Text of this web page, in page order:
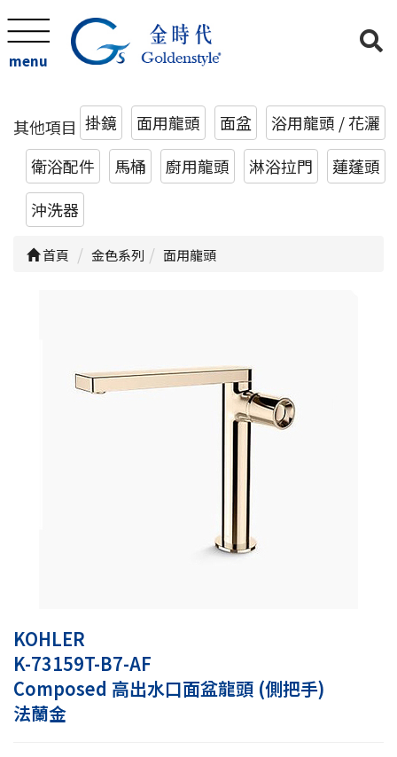
menu
其他項目 掛鏡 面用龍頭 面盆
浴用龍頭 / 花灑
衛浴配件
馬桶 廚用龍頭 淋浴拉門
蓮蓬頭
沖洗器
首頁 金色系列 面用龍頭
KOHLER
K-73159T-B7-AF
Composed 高出水口面盆龍頭 (側把手)
法蘭金